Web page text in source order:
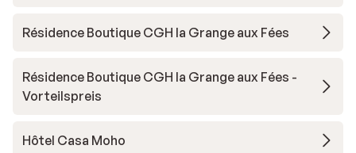
Résidence Boutique CGH la Grange aux Fées
Résidence Boutique CGH la Grange aux Fées -
Vorteilspreis
Hôtel Casa Moho